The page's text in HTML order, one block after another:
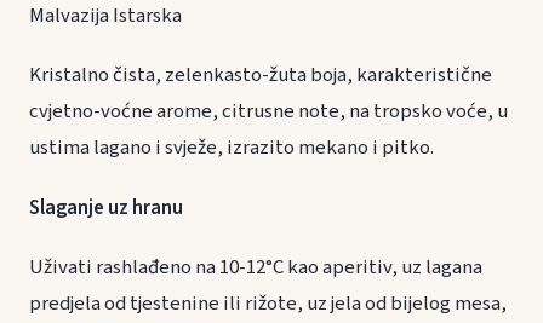
Malvazija Istarska
Kristalno čista, zelenkasto-žuta boja, karakteristične
cvjetno-voćne arome, citrusne note, na tropsko voće, u
ustima lagano i svježe, izrazito mekano i pitko.
Slaganje uz hranu
Uživati rashlađeno na 10-12°C kao aperitiv, uz lagana
predjela od tjestenine ili rižote, uz jela od bijelog mesa,